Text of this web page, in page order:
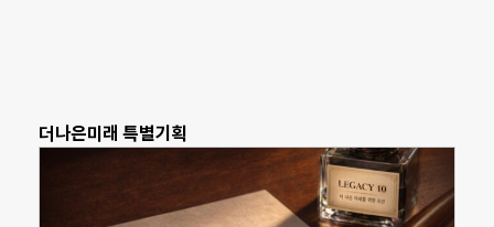
더나은미래 특별기획